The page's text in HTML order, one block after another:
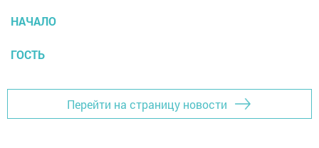
НАЧАЛО
ГОСТЬ
Перейти на страницу новости